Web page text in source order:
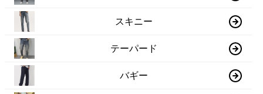
スキニー
テーパード
バギー